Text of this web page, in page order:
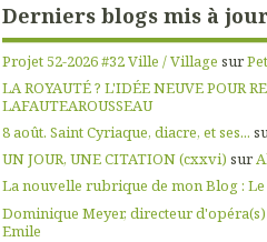
Derniers blogs mis à
Projet 52-2026 #32 Ville / Village sur
LA ROYAUTÉ ? L'IDÉE NEUVE POUR
LAFAUTEAROUSSEAU
8 août. Saint Cyriaque, diacre, et ses...
UN JOUR, UNE CITATION (cxxvi) sur
La nouvelle rubrique de mon Blog : Le
Dominique Meyer, directeur d'opéra(s)
Emile